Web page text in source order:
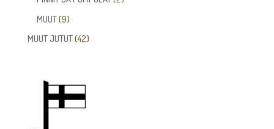
MUUT 99
tuotetta
MUUT JUTUT 4242